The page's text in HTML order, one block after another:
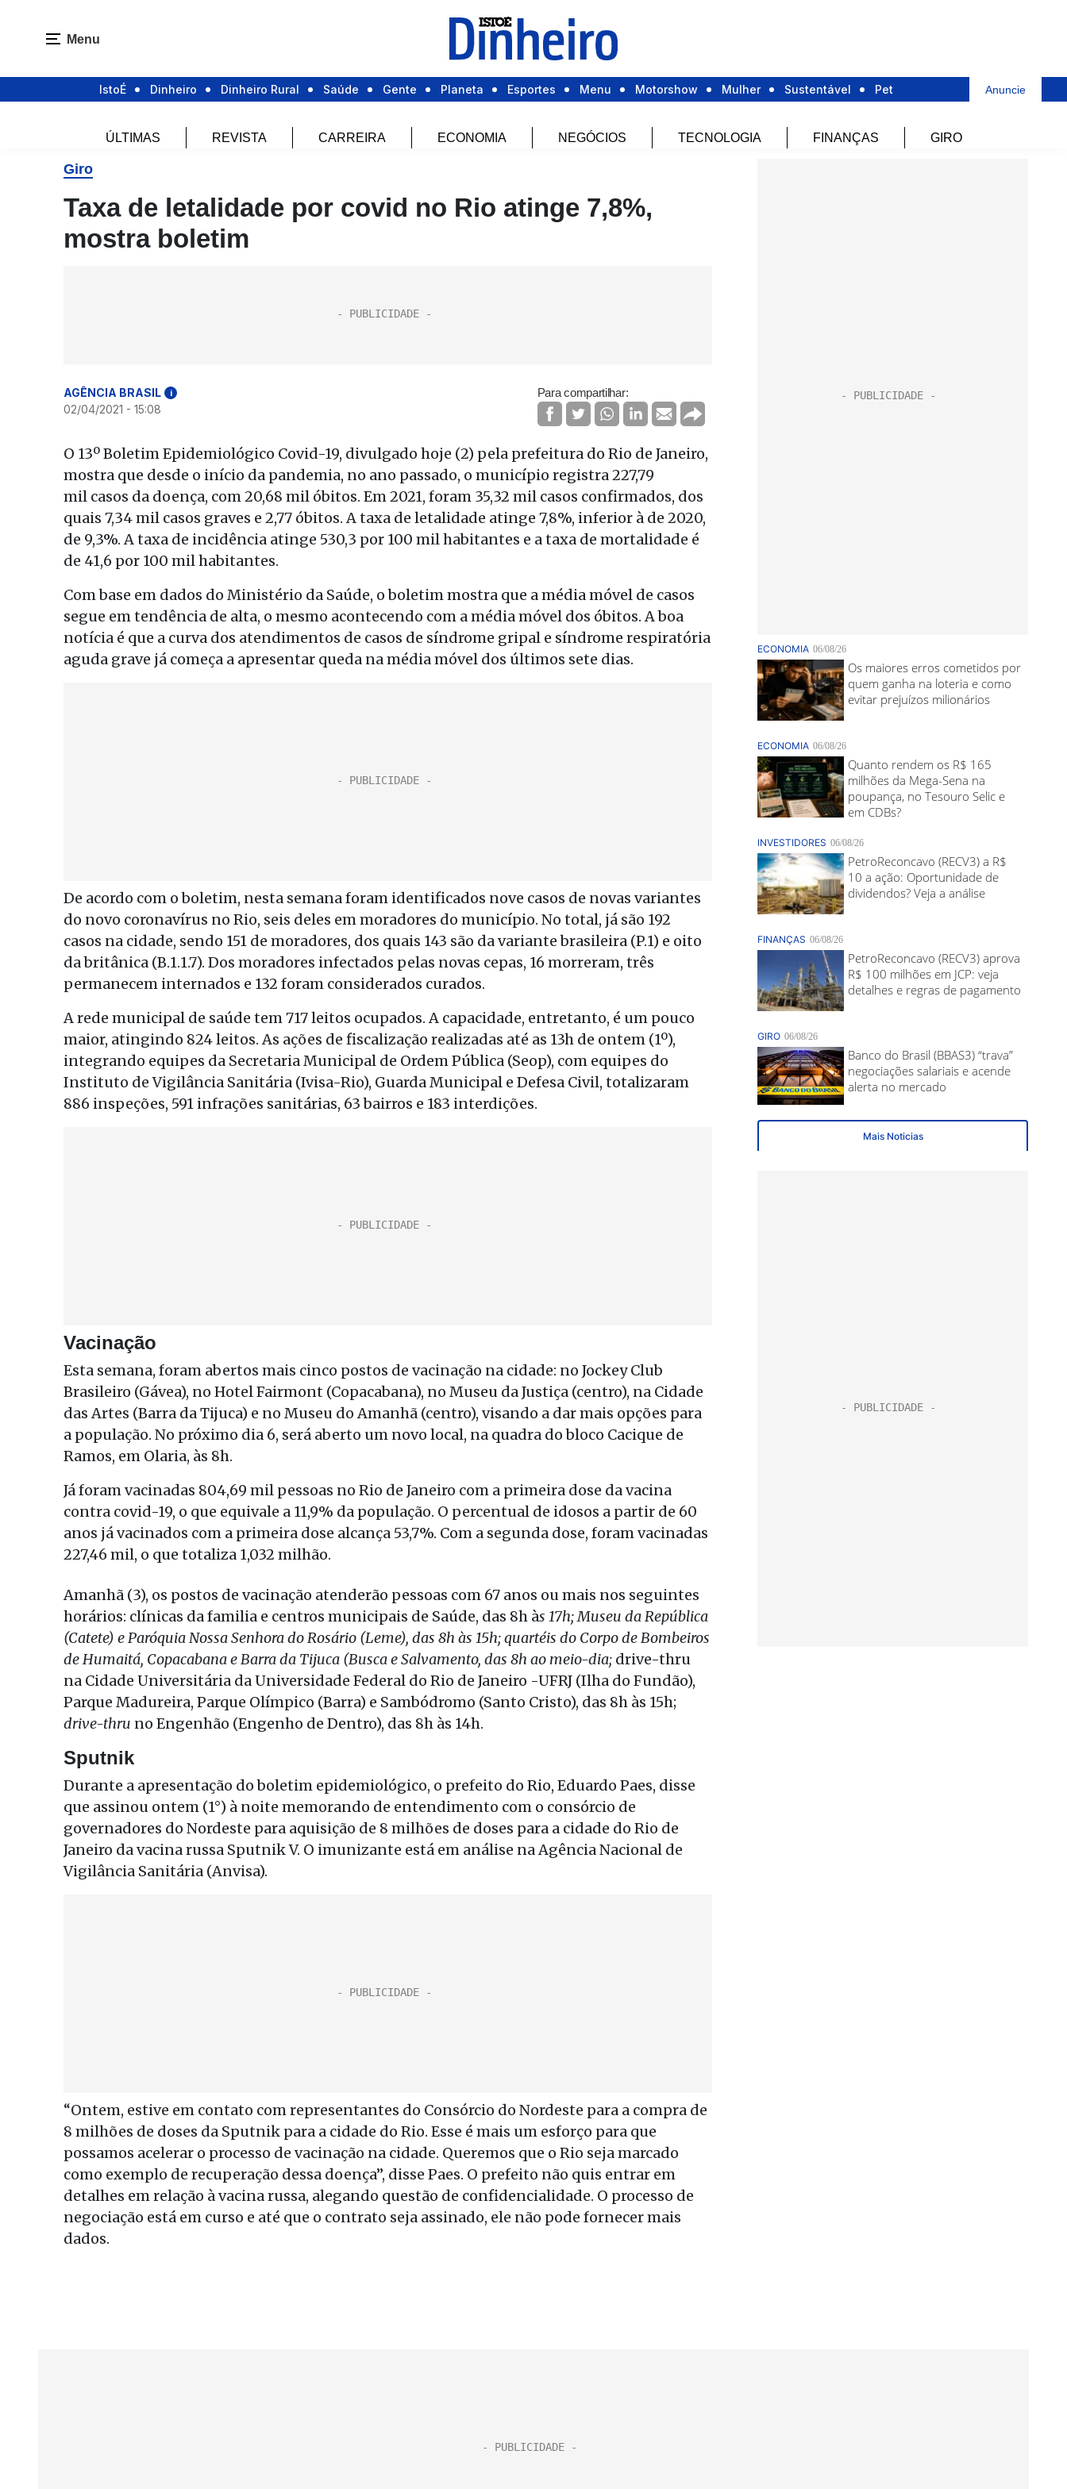
Menu
IstoÉ Dinheiro Dinheiro Rural Saúde Gente Planeta Esportes Menu Motorshow Mulher Sustentável Pet Anuncie
ÚLTIMAS REVISTA CARREIRA ECONOMIA NEGÓCIOS TECNOLOGIA FINANÇAS GIRO
Giro
Taxa de letalidade por covid no Rio atinge 7,8%,
mostra boletim
AGÊNCIA BRASIL i
02/04/2021 - 15:08
Para compartilhar:
O 13º Boletim Epidemiológico Covid-19, divulgado hoje (2) pela prefeitura do Rio de Janeiro,
mostra que desde o início da pandemia, no ano passado, o município registra 227,79
mil casos da doença, com 20,68 mil óbitos. Em 2021, foram 35,32 mil casos confirmados, dos
quais 7,34 mil casos graves e 2,77 óbitos. A taxa de letalidade atinge 7,8%, inferior à de 2020,
de 9,3%. A taxa de incidência atinge 530,3 por 100 mil habitantes e a taxa de mortalidade é
de 41,6 por 100 mil habitantes.
Com base em dados do Ministério da Saúde, o boletim mostra que a média móvel de casos
segue em tendência de alta, o mesmo acontecendo com a média móvel dos óbitos. A boa
notícia é que a curva dos atendimentos de casos de síndrome gripal e síndrome respiratória
aguda grave já começa a apresentar queda na média móvel dos últimos sete dias.
De acordo com o boletim, nesta semana foram identificados nove casos de novas variantes
do novo coronavírus no Rio, seis deles em moradores do município. No total, já são 192
casos na cidade, sendo 151 de moradores, dos quais 143 são da variante brasileira (P.1) e oito
da britânica (B.1.1.7). Dos moradores infectados pelas novas cepas, 16 morreram, três
permanecem internados e 132 foram considerados curados.
A rede municipal de saúde tem 717 leitos ocupados. A capacidade, entretanto, é um pouco
maior, atingindo 824 leitos. As ações de fiscalização realizadas até as 13h de ontem (1º),
integrando equipes da Secretaria Municipal de Ordem Pública (Seop), com equipes do
Instituto de Vigilância Sanitária (Ivisa-Rio), Guarda Municipal e Defesa Civil, totalizaram
886 inspeções, 591 infrações sanitárias, 63 bairros e 183 interdições.
Vacinação
Esta semana, foram abertos mais cinco postos de vacinação na cidade: no Jockey Club
Brasileiro (Gávea), no Hotel Fairmont (Copacabana), no Museu da Justiça (centro), na Cidade
das Artes (Barra da Tijuca) e no Museu do Amanhã (centro), visando a dar mais opções para
a população. No próximo dia 6, será aberto um novo local, na quadra do bloco Cacique de
Ramos, em Olaria, às 8h.
Já foram vacinadas 804,69 mil pessoas no Rio de Janeiro com a primeira dose da vacina
contra covid-19, o que equivale a 11,9% da população. O percentual de idosos a partir de 60
anos já vacinados com a primeira dose alcança 53,7%. Com a segunda dose, foram vacinadas
227,46 mil, o que totaliza 1,032 milhão.
Amanhã (3), os postos de vacinação atenderão pessoas com 67 anos ou mais nos seguintes
horários: clínicas da familia e centros municipais de Saúde, das 8h às 17h; Museu da República
(Catete) e Paróquia Nossa Senhora do Rosário (Leme), das 8h às 15h; quartéis do Corpo de Bombeiros
de Humaitá, Copacabana e Barra da Tijuca (Busca e Salvamento, das 8h ao meio-dia; drive-thru
na Cidade Universitária da Universidade Federal do Rio de Janeiro -UFRJ (Ilha do Fundão),
Parque Madureira, Parque Olímpico (Barra) e Sambódromo (Santo Cristo), das 8h às 15h;
drive-thru no Engenhão (Engenho de Dentro), das 8h às 14h.
Sputnik
Durante a apresentação do boletim epidemiológico, o prefeito do Rio, Eduardo Paes, disse
que assinou ontem (1°) à noite memorando de entendimento com o consórcio de
governadores do Nordeste para aquisição de 8 milhões de doses para a cidade do Rio de
Janeiro da vacina russa Sputnik V. O imunizante está em análise na Agência Nacional de
Vigilância Sanitária (Anvisa).
“Ontem, estive em contato com representantes do Consórcio do Nordeste para a compra de
8 milhões de doses da Sputnik para a cidade do Rio. Esse é mais um esforço para que
possamos acelerar o processo de vacinação na cidade. Queremos que o Rio seja marcado
como exemplo de recuperação dessa doença”, disse Paes. O prefeito não quis entrar em
detalhes em relação à vacina russa, alegando questão de confidencialidade. O processo de
negociação está em curso e até que o contrato seja assinado, ele não pode fornecer mais
dados.